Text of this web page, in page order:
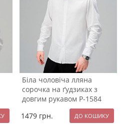
Біла чоловіча лляна
сорочка на ґудзиках з
довгим рукавом Р-1584
1479 грн.